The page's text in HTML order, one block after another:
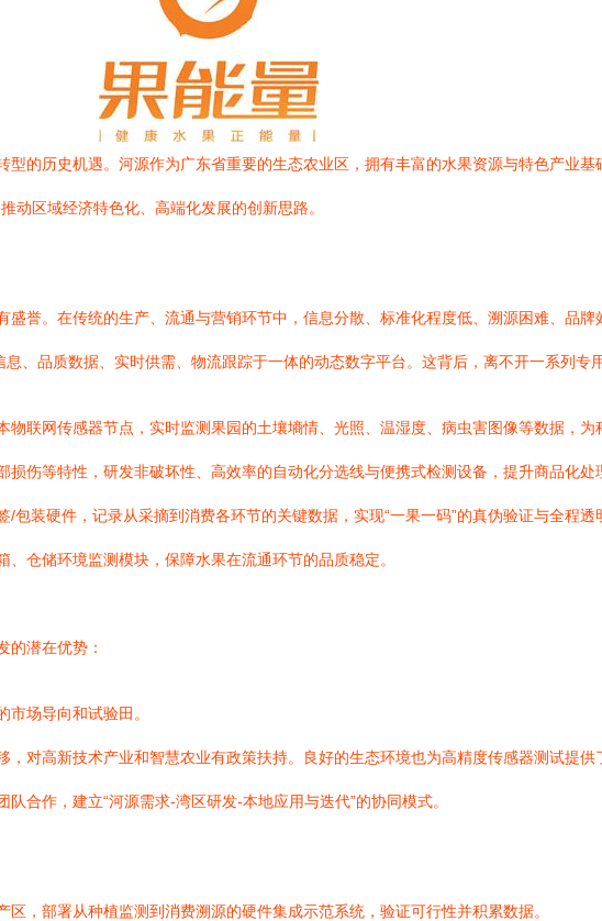
的历史机遇。河源作为广东省重要的生态农业区，拥有丰富的水果资源与特色产业基
动区域经济特色化、高端化发展的创新思路。
誉。在传统的生产、流通与营销环节中，信息分散、标准化程度低、溯源困难、品
、品质数据、实时供需、物流跟踪于一体的动态数字平台。这背后，离不开一系列专
联网传感器节点，实时监测果园的土壤墒情、光照、温湿度、病虫害图像等数据，为
伤等特性，研发非破坏性、高效率的自动化分选线与便携式检测设备，提升商品化处
装硬件，记录从采摘到消费各环节的关键数据，实现“一果一码”的真伪验证与全程透
仓储环境监测模块，保障水果在流通环节的品质稳定。
的潜在优势：
市场导向和试验田。
对高新技术产业和智慧农业有政策扶持。良好的生态环境也为高精度传感器测试提供
合作，建立“河源需求-湾区研发-本地应用与迭代”的协同模式。
，部署从种植监测到消费溯源的硬件集成示范系统，验证可行性并积累数据。